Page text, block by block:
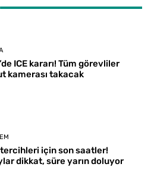
ICE kararı! Tüm görevliler
kamerası takacak
tercihleri için son saatler!
dikkat, süre yarın doluyor